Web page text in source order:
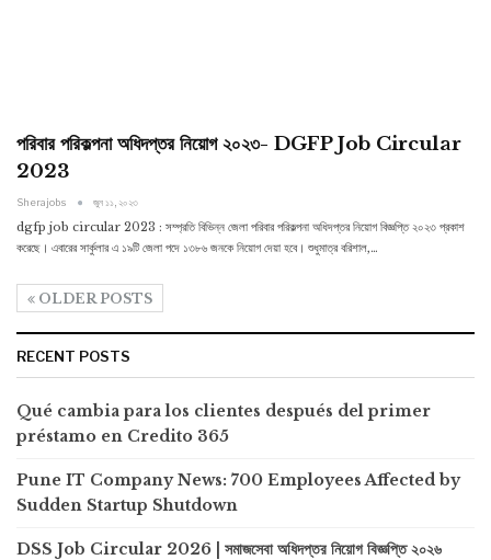
পরিবার পরিকল্পনা অধিদপ্তর নিয়োগ ২০২৩- DGFP Job Circular
2023
Sherajobs জুন ১১, ২০২৩
dgfp job circular 2023 : সম্প্রতি বিভিন্ন জেলা পরিবার পরিকল্পনা অধিদপ্তর নিয়োগ বিজ্ঞপ্তি ২০২৩ প্রকাশ
করেছে। এবারের সার্কুলার এ ১৯টি জেলা পদে ১৩৮৬ জনকে নিয়োগ দেয়া হবে। শুধুমাত্র বরিশাল,…
OLDER POSTS
RECENT POSTS
Qué cambia para los clientes después del primer
préstamo en Credito 365
Pune IT Company News: 700 Employees Affected by
Sudden Startup Shutdown
DSS Job Circular 2026 | সমাজসেবা অধিদপ্তর নিয়োগ বিজ্ঞপ্তি ২০২৬